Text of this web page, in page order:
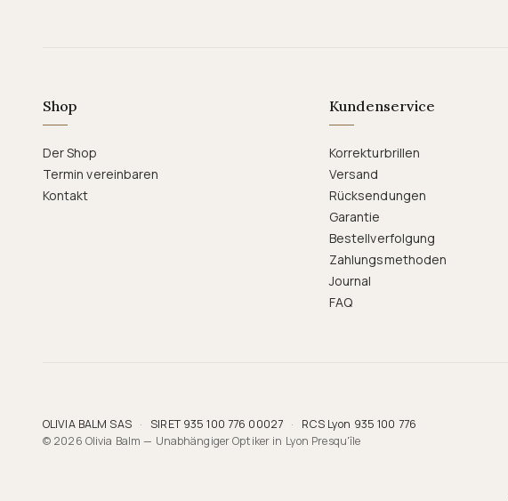
Shop
Der Shop
Termin vereinbaren
Kontakt
Kundenservice
Korrekturbrillen
Versand
Rücksendungen
Garantie
Bestellverfolgung
Zahlungsmethoden
Journal
FAQ
OLIVIA BALM SAS · SIRET 935 100 776 00027 ·
RCS Lyon 935 100 776
© 2026 Olivia Balm — Unabhängiger Optiker in Lyon Presqu'île